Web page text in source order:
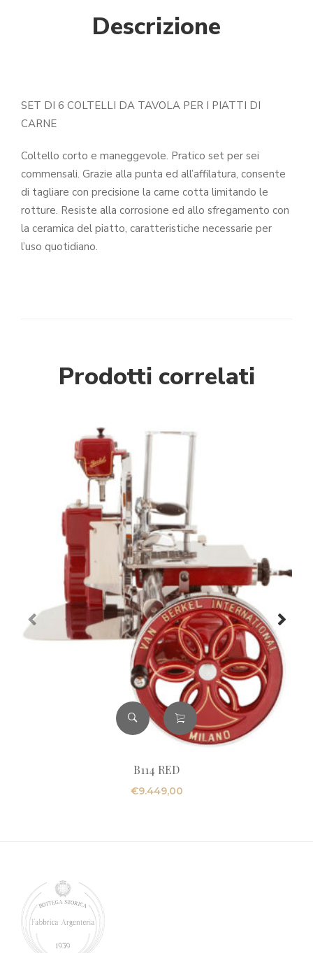
Descrizione
SET DI 6 COLTELLI DA TAVOLA PER I PIATTI DI
CARNE
Coltello corto e maneggevole. Pratico set per sei
commensali. Grazie alla punta ed all’affilatura, consente
di tagliare con precisione la carne cotta limitando le
rotture. Resiste alla corrosione ed allo sfregamento con
la ceramica del piatto, caratteristiche necessarie per
l’uso quotidiano.
Prodotti correlati
B114 RED
€9.449,00